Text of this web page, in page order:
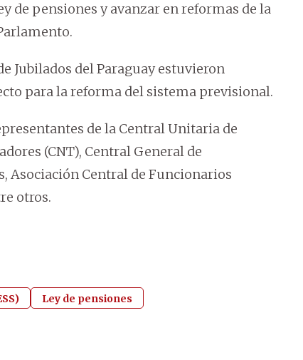
de pensiones y avanzar en reformas de la
Jubilados del Paraguay estuvieron
para la reforma del sistema previsional.
de la Central Unitaria de
(CNT), Central General de
Asociación Central de Funcionarios
otros.
Ley de pensiones